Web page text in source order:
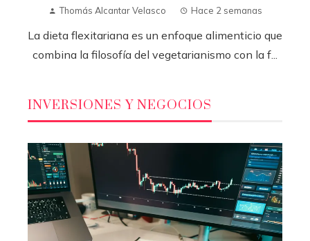
Thomás Alcantar Velasco Hace 2 semanas
La dieta flexitariana es un enfoque alimenticio que
combina la filosofía del vegetarianismo con la f...
INVERSIONES Y NEGOCIOS